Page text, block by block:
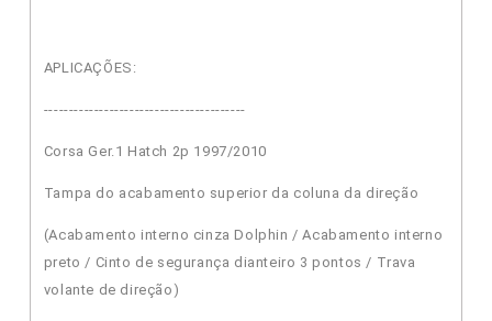
APLICAÇÕES:
----------------------------------------
Corsa Ger.1 Hatch 2p 1997/2010
Tampa do acabamento superior da coluna da direção
(Acabamento interno cinza Dolphin / Acabamento interno
preto / Cinto de segurança dianteiro 3 pontos / Trava
volante de direção)